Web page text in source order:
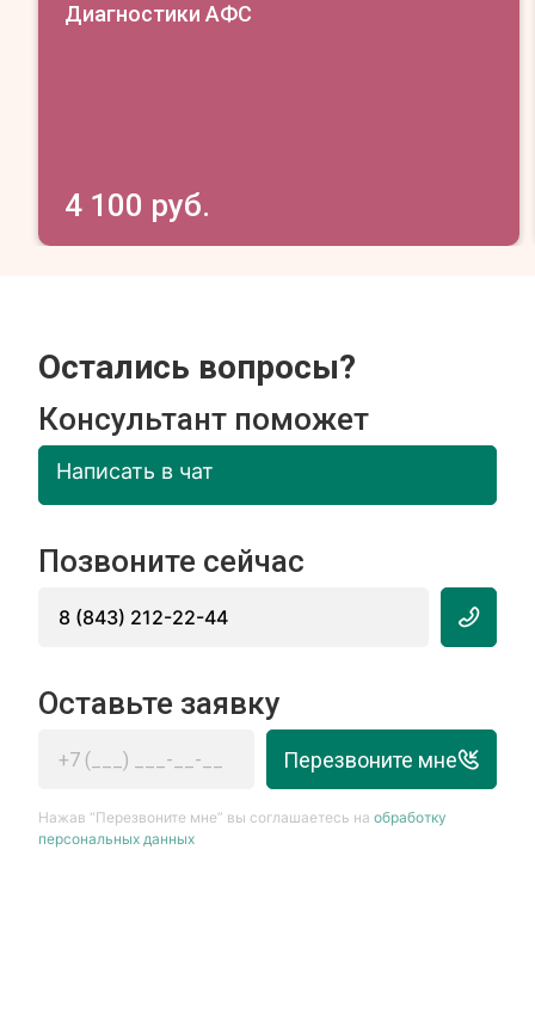
Диагностики АФС
4 100 руб.
Остались вопросы?
Консультант поможет
Написать в чат
Позвоните сейчас
8 (843) 212-22-44
Оставьте заявку
Перезвоните мне
Нажав “Перезвоните мне” вы соглашаетесь наобработку
персональных данных